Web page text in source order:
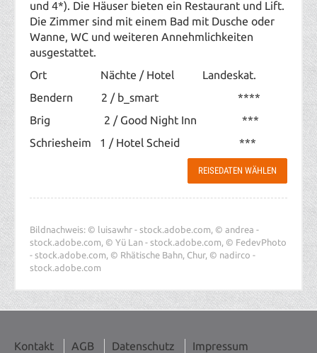
und 4*). Die Häuser bieten ein Restaurant und Lift.
Die Zimmer sind mit einem Bad mit Dusche oder
Wanne, WC und weiteren Annehmlichkeiten
ausgestattet.
Ort Nächte / Hotel Landeskat.
Bendern 2 / b_smart ****
Brig 2 / Good Night Inn ***
Schriesheim 1 / Hotel Scheid ***
REISEDATEN WÄHLEN
Bildnachweis: © luisawhr - stock.adobe.com, © andrea -
stock.adobe.com, © Yü Lan - stock.adobe.com, © FedevPhoto
- stock.adobe.com, © Rhätische Bahn, Chur, © nadirco -
stock.adobe.com
Kontakt AGB Datenschutz
Impressum